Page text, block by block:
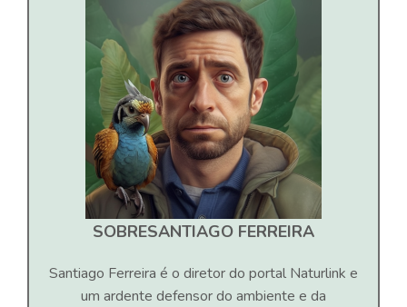
SOBRESANTIAGO FERREIRA
Santiago Ferreira é o diretor do portal Naturlink e
um ardente defensor do ambiente e da